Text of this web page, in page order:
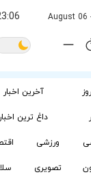
آخرین اخبار
داغ ترین اخبار
ورزشی
تصویری